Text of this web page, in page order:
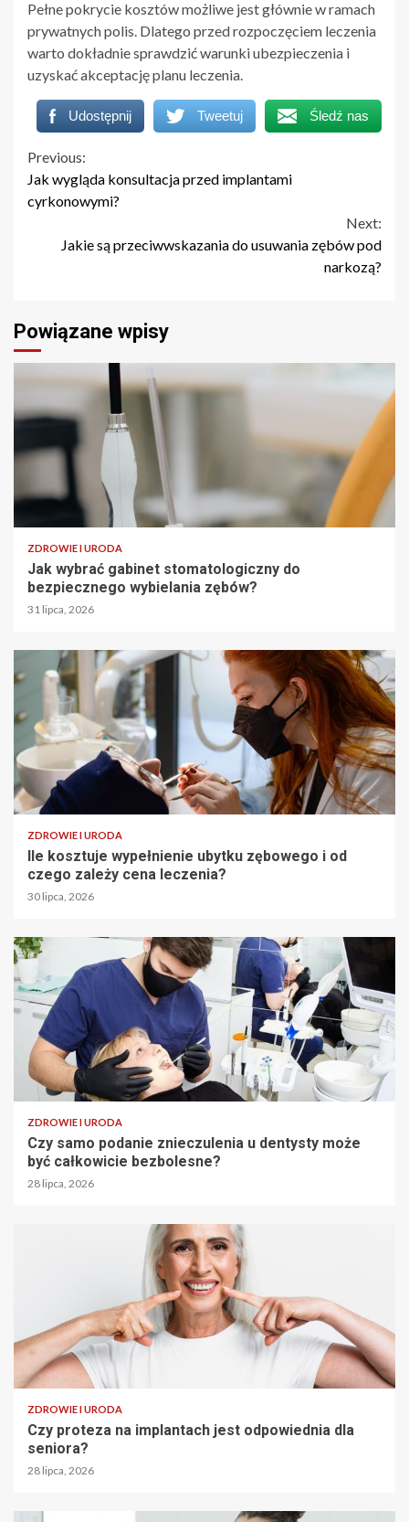
Pełne pokrycie kosztów możliwe jest głównie w ramach
prywatnych polis. Dlatego przed rozpoczęciem leczenia
warto dokładnie sprawdzić warunki ubezpieczenia i
uzyskać akceptację planu leczenia.
Udostępnij Tweetuj Śledź nas
Continue
Reading
Previous:
Jak wygląda konsultacja przed implantami
cyrkonowymi?
Next:
Jakie są przeciwwskazania do usuwania zębów pod
narkozą?
Powiązane wpisy
ZDROWIE I URODA
Jak wybrać gabinet stomatologiczny do
bezpiecznego wybielania zębów?
31 lipca, 2026
ZDROWIE I URODA
Ile kosztuje wypełnienie ubytku zębowego i od
czego zależy cena leczenia?
30 lipca, 2026
ZDROWIE I URODA
Czy samo podanie znieczulenia u dentysty może
być całkowicie bezbolesne?
28 lipca, 2026
ZDROWIE I URODA
Czy proteza na implantach jest odpowiednia dla
seniora?
28 lipca, 2026